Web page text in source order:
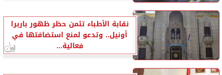
نقابة الأطباء تثمن حظر ظهور باربرا
أونيل.. وتدعو لمنع استضافتها في
فعالية...